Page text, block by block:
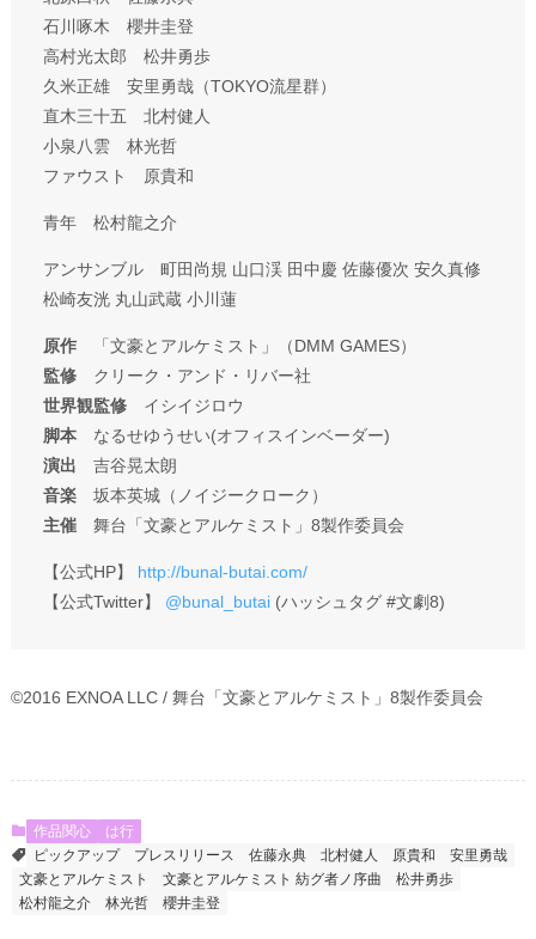
石川啄木 櫻井圭登
高村光太郎 松井勇歩
久米正雄 安里勇哉（TOKYO流星群）
直木三十五 北村健人
小泉八雲 林光哲
ファウスト 原貴和
青年 松村龍之介
アンサンブル 町田尚規 山口渓 田中慶 佐藤優次 安久真修
松崎友洸 丸山武蔵 小川蓮
原作「文豪とアルケミスト」（DMM GAMES）
監修クリーク・アンド・リバー社
世界観監修イシイジロウ
脚本なるせゆうせい(オフィスインベーダー)
演出 吉谷晃太朗
音楽坂本英城（ノイジークローク）
主催舞台「文豪とアルケミスト」8製作委員会
【公式HP】 http://bunal-butai.com/
【公式Twitter】 @bunal_butai (ハッシュタグ #文劇8)
©2016 EXNOA LLC / 舞台「文豪とアルケミスト」8製作委員会
作品関心
は行
ピックアップ
プレスリリース 佐藤永典 北村健人 原貴和
安里勇哉
文豪とアルケミスト
文豪とアルケミスト 紡グ者ノ序曲
松井勇歩
松村龍之介
林光哲 櫻井圭登